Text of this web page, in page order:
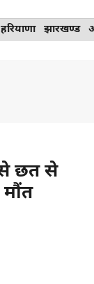
हरियाणा झारखण्ड
छत से
मौंत